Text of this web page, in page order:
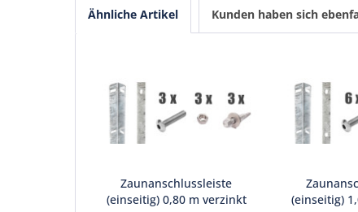
Ähnliche Artikel Kunden haben sich
Zaunanschlussleiste
(einseitig) 0,80 m verzinkt
(einseitig)